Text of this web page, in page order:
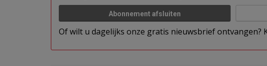
Abonnement afsluiten
Of wilt u dagelijks onze gratis nieuwsbrief ontvangen?